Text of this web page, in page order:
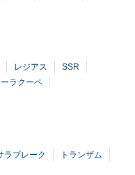
レジアス
SSR
ラクーペ
ラブレーク
トランザム